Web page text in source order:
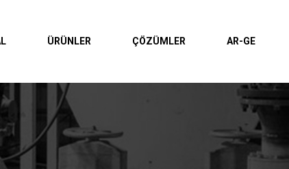
ÜRÜNLER ÇÖZÜMLER AR-GE